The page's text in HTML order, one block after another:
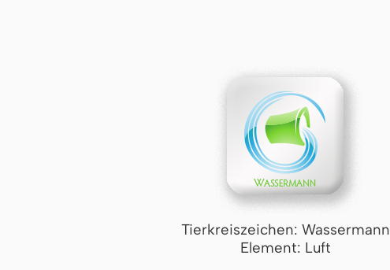
Tierkreiszeichen: Wassermann
Element: Luft